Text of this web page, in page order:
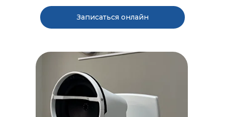
Записаться онлайн